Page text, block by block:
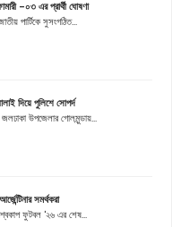
-০৩ এর প্রার্থী ঘোষণা
পার্টিকে সুসংগঠিত...
দিয়ে পুলিশে সোপর্দ
উপজেলার গোলমুন্ডায়...
সমর্থকরা
ফুটবল '২৬ এর শেষ...